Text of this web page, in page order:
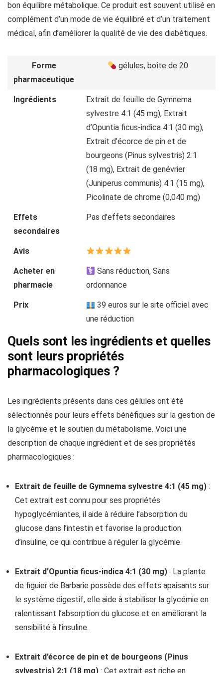
bon équilibre métabolique. Ce produit est souvent utilisé en
complément d’un mode de vie équilibré et d’un traitement
médical, afin d’améliorer la qualité de vie des diabétiques.
Forme
pharmaceutique
gélules, boîte de 20
Ingrédients
Extrait de feuille de Gymnema
sylvestre 4:1 (45 mg), Extrait
d’Opuntia ficus-indica 4:1 (30 mg),
Extrait d’écorce de pin et de
bourgeons (Pinus sylvestris) 2:1
(18 mg), Extrait de genévrier
(Juniperus communis) 4:1 (15 mg),
Picolinate de chrome (0,040 mg)
Effets
secondaires
Pas d'effets secondaires
Avis
Acheter en
pharmacie
Sans réduction, Sans
ordonnance
Prix
39 euros sur le site officiel avec
une réduction
Quels sont les ingrédients et quelles
sont leurs propriétés
pharmacologiques ?
Les ingrédients présents dans ces gélules ont été
sélectionnés pour leurs effets bénéfiques sur la gestion de
la glycémie et le soutien du métabolisme. Voici une
description de chaque ingrédient et de ses propriétés
pharmacologiques :
Extrait de feuille de Gymnema sylvestre 4:1 (45 mg) :
Cet extrait est connu pour ses propriétés
hypoglycémiantes, il aide à réduire l’absorption du
glucose dans l’intestin et favorise la production
d’insuline, ce qui contribue à réguler la glycémie.
Extrait d’Opuntia ficus-indica 4:1 (30 mg) : La plante
de figuier de Barbarie possède des effets apaisants sur
le système digestif, elle aide à stabiliser la glycémie en
ralentissant l’absorption du glucose et en améliorant la
sensibilité à l’insuline.
Extrait d’écorce de pin et de bourgeons (Pinus
sylvestris) 2:1 (18 mg) : Cet extrait est riche en